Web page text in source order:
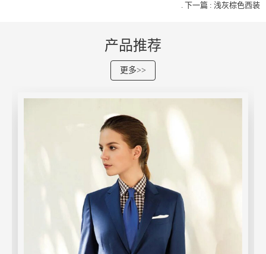
. 下一篇 : 浅灰棕色西装
产品推荐
更多>>